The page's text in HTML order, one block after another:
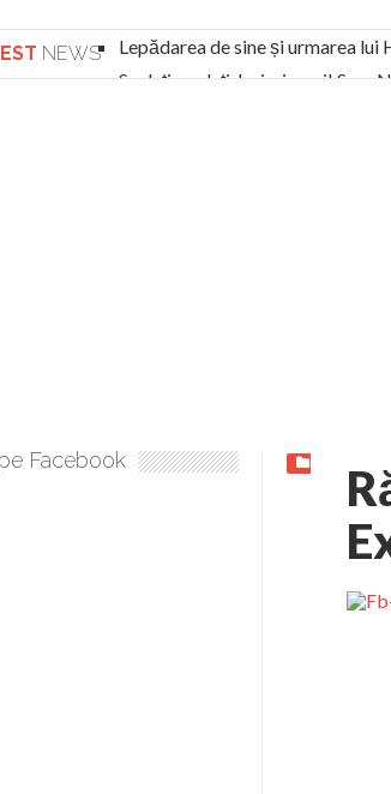
NEWS
Lepădarea de sine și urmarea lui
Sculați, sculați, boieri mari! Sara
Facebook